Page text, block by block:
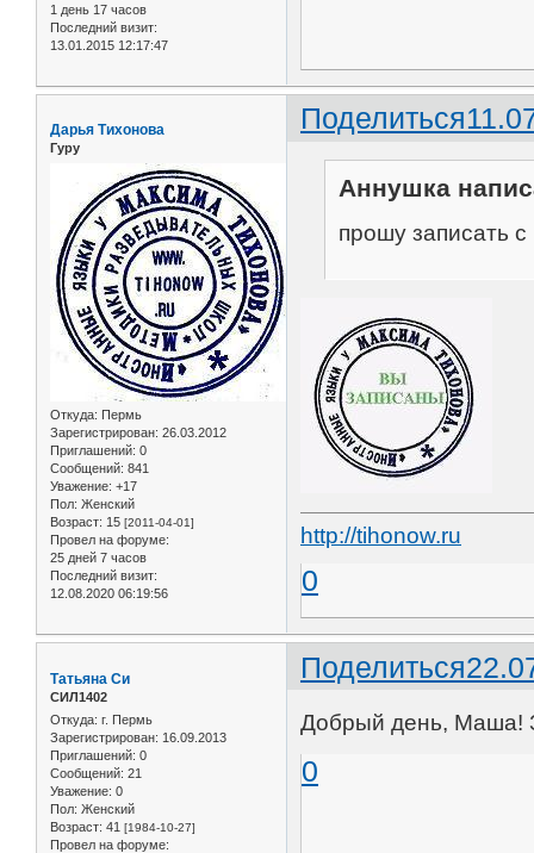
1 день 17 часов
Последний визит:
13.01.2015 12:17:47
Поделиться
Дарья Тихонова
Гуру
Откуда: Пермь
Зарегистрирован: 26.03.2012
Приглашений: 0
Сообщений: 841
Уважение: +17
Пол: Женский
Возраст: 15 [2011-04-01]
Провел на форуме:
25 дней 7 часов
Последний визит:
12.08.2020 06:19:56
Аннушка
прошу записать
http://tihonow.ru
0
Поделиться
Татьяна Си
СИЛ1402
Откуда: г. Пермь
Зарегистрирован: 16.09.2013
Приглашений: 0
Сообщений: 21
Уважение: 0
Пол: Женский
Возраст: 41 [1984-10-27]
Провел на форуме:
Добрый день, Маша!
0